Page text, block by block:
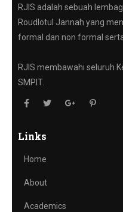
RJIS adalah sebuah
Roudlotul Jannah yang
formal dan non formal
RJIS membawahi seluruh
SMPIT.
Links
Home
About
Academics